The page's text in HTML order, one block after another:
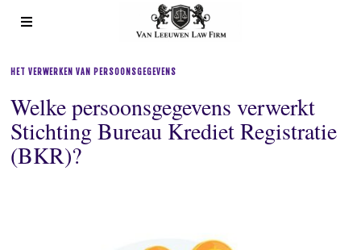
HET VERWERKEN VAN PERSOONSGEGEVENS
Welke persoonsgegevens verwerkt
Stichting Bureau Krediet Registratie
(BKR)?